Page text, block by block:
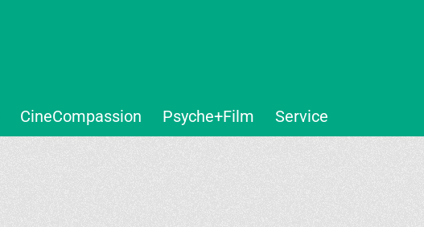
CineCompassion Psyche+Film Service